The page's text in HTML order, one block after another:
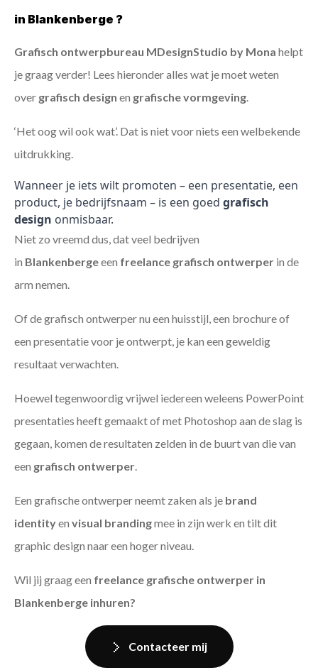
in Blankenberge ?
Grafisch ontwerpbureau MDesignStudio by Mona helpt
je graag verder! Lees hieronder alles wat je moet weten
over grafisch design en grafische vormgeving
‘Het oog wil ook wat’. Dat is niet voor niets een welbekende
uitdrukking.
Wanneer je iets wilt promoten – een presentatie, een
product, je bedrijfsnaam – is een goed grafisch
design onmisbaar.
Niet zo vreemd dus, dat veel bedrijven
in Blankenbergeeen freelance grafisch ontwerper in de
arm nemen.
Of de grafisch ontwerper nu een huisstijl, een brochure of
een presentatie voor je ontwerpt, je kan een geweldig
resultaat verwachten.
Hoewel tegenwoordig vrijwel iedereen weleens PowerPoint
presentaties heeft gemaakt of met Photoshop aan de slag is
gegaan, komen de resultaten zelden in de buurt van die van
een grafisch ontwerper
Een grafische ontwerper neemt zaken als je brand
identityen visual brandingmee in zijn werk en tilt dit
graphic design naar een hoger niveau.
Wil jij graag een freelance grafische ontwerper in
Blankenberge inhuren?
Contacteer mij